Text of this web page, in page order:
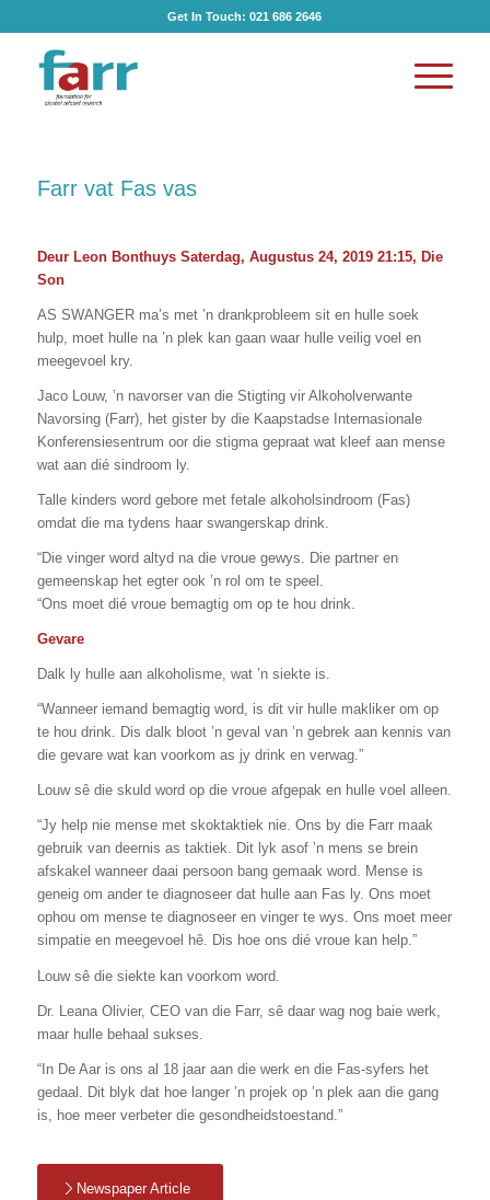
Get In Touch:021 686 2646
Farr vat Fas vas
Deur Leon Bonthuys Saterdag, Augustus 24, 2019 21:15, Die
Son
AS SWANGER ma’s met ’n drankprobleem sit en hulle soek
hulp, moet hulle na ’n plek kan gaan waar hulle veilig voel en
meegevoel kry.
Jaco Louw, ’n navorser van die Stigting vir Alkoholverwante
Navorsing (Farr), het gister by die Kaapstadse Internasionale
Konferensiesentrum oor die stigma gepraat wat kleef aan mense
wat aan dié sindroom ly.
Talle kinders word gebore met fetale alkoholsindroom (Fas)
omdat die ma tydens haar swangerskap drink.
“Die vinger word altyd na die vroue gewys. Die partner en
gemeenskap het egter ook ’n rol om te speel.
“Ons moet dié vroue bemagtig om op te hou drink.
Gevare
Dalk ly hulle aan alkoholisme, wat ’n siekte is.
“Wanneer iemand bemagtig word, is dit vir hulle makliker om op
te hou drink. Dis dalk bloot ’n geval van ’n gebrek aan kennis van
die gevare wat kan voorkom as jy drink en verwag.”
Louw sê die skuld word op die vroue afgepak en hulle voel alleen.
“Jy help nie mense met skoktaktiek nie. Ons by die Farr maak
gebruik van deernis as taktiek. Dit lyk asof ’n mens se brein
afskakel wanneer daai persoon bang gemaak word. Mense is
geneig om ander te diagnoseer dat hulle aan Fas ly. Ons moet
ophou om mense te diagnoseer en vinger te wys. Ons moet meer
simpatie en meegevoel hê. Dis hoe ons dié vroue kan help.”
Louw sê die siekte kan voorkom word.
Dr. Leana Olivier, CEO van die Farr, sê daar wag nog baie werk,
maar hulle behaal sukses.
“In De Aar is ons al 18 jaar aan die werk en die Fas-syfers het
gedaal. Dit blyk dat hoe langer ’n projek op ’n plek aan die gang
is, hoe meer verbeter die gesondheidstoestand.”
Newspaper Article